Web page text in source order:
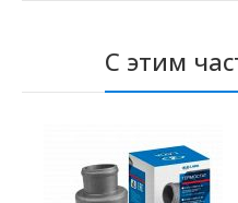
С этим